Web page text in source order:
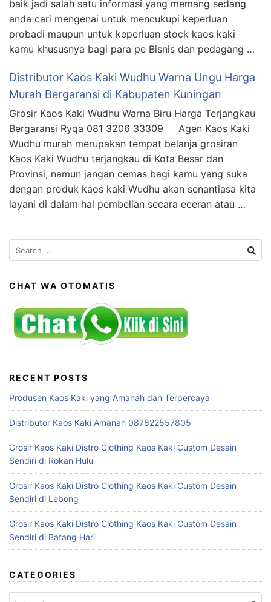
baik jadi salah satu informasi yang memang sedang
anda cari mengenai untuk mencukupi keperluan
probadi maupun untuk keperluan stock kaos kaki
kamu khususnya bagi para pe Bisnis dan pedagang …
Distributor Kaos Kaki Wudhu Warna Ungu Harga
Murah Bergaransi di Kabupaten Kuningan
Grosir Kaos Kaki Wudhu Warna Biru Harga Terjangkau
Bergaransi Ryqa 081 3206 33309 Agen Kaos Kaki
Wudhu murah merupakan tempat belanja grosiran
Kaos Kaki Wudhu terjangkau di Kota Besar dan
Provinsi, namun jangan cemas bagi kamu yang suka
dengan produk kaos kaki Wudhu akan senantiasa kita
layani di dalam hal pembelian secara eceran atau …
Search
for:
CHAT WA OTOMATIS
RECENT POSTS
Produsen Kaos Kaki yang Amanah dan Terpercaya
Distributor Kaos Kaki Amanah 087822557805
Grosir Kaos Kaki Distro Clothing Kaos Kaki Custom Desain
Sendiri di Rokan Hulu
Grosir Kaos Kaki Distro Clothing Kaos Kaki Custom Desain
Sendiri di Lebong
Grosir Kaos Kaki Distro Clothing Kaos Kaki Custom Desain
Sendiri di Batang Hari
CATEGORIES
Categories